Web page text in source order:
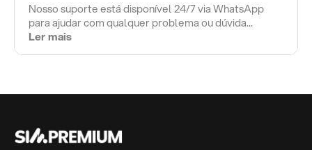
Nosso suporte está disponível 24/7 via WhatsApp
para ajudar com qualquer problema ou dúvida...
Ler mais